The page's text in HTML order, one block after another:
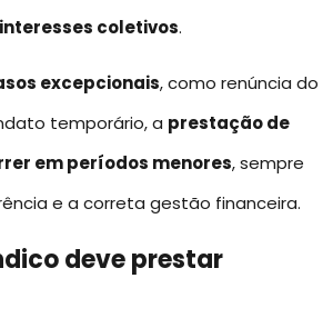
coletivos.
excepcionais, como renúncia do
temporário, a prestação de
em períodos menores, sempre
e a correta gestão financeira.
deve prestar